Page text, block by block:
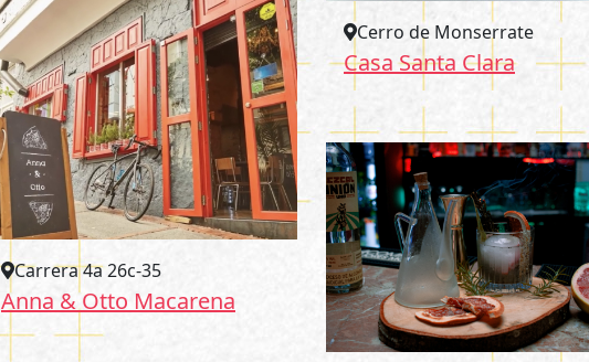
Cerro de Monserrate
Casa Santa Clara
Carrera 4a 26c-35
Anna & Otto Macarena